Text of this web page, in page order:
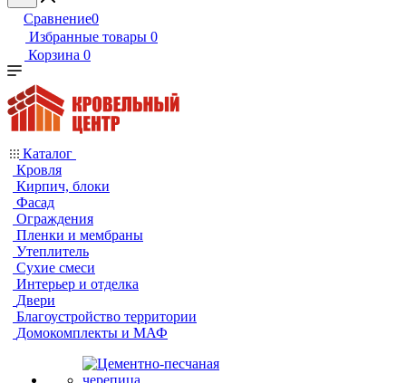
Сравнение0
Избранные товары 0
Корзина 0
Каталог
Кровля
Кирпич, блоки
Фасад
Ограждения
Пленки и мембраны
Утеплитель
Сухие смеси
Интерьер и отделка
Двери
Благоустройство территории
Домокомплекты и МАФ